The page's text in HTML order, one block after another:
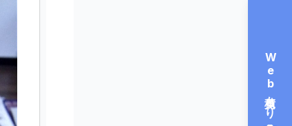
Web見積もり